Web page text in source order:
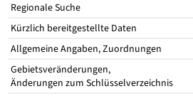
Regionale Suche
Kürzlich bereitgestellte Daten
Allgemeine Angaben, Zuordnungen
Gebietsveränderungen,
Änderungen zum Schlüsselverzeichnis